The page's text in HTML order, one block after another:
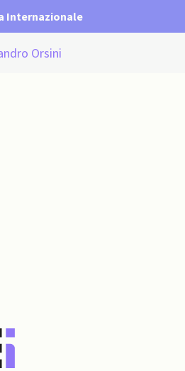
Internazionale
Orsini